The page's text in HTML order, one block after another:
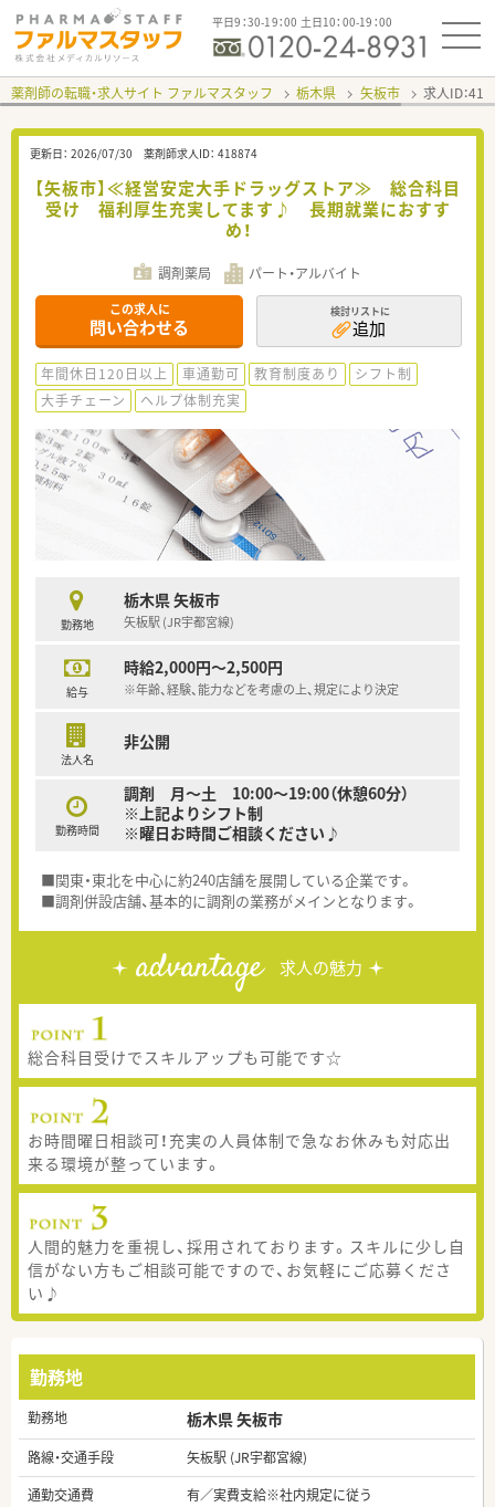
平日9：30-19：00 土日10：00-19：00
薬剤師の転職・求人サイト ファルマスタッフ 栃木県 矢板市 求人ID：
更新日： 2026/07/30 薬剤師求人ID： 418874
【矢板市】≪経営安定大手ドラッグストア≫ 総合科目
受け 福利厚生充実してます♪ 長期就業におすす
め！
調剤薬局 パート・アルバイト
この求人に
問い合わせる
検討リストに
追加
年間休日120日以上 車通勤可 教育制度あり
シフト制
大手チェーン
ヘルプ体制充実
勤務地
栃木県 矢板市
矢板駅 (JR宇都宮線)
給与
時給2,000円～2,500円
※年齢、経験、能力などを考慮の上、規定により決定
法人名
非公開
勤務時間
調剤 月～土 10:00～19:00（休憩60分）
※上記よりシフト制
※曜日お時間ご相談ください♪
■関東・東北を中心に約240店舗を展開している企業です。
■調剤併設店舗、基本的に調剤の業務がメインとなります。
advantage 求人の魅力
総合科目受けでスキルアップも可能です☆
お時間曜日相談可！充実の人員体制で急なお休みも対応出
来る環境が整っています。
人間的魅力を重視し、採用されております。スキルに少し自
信がない方もご相談可能ですので、お気軽にご応募くださ
い♪
勤務地
勤務地 栃木県 矢板市
路線・交通手段
矢板駅 (JR宇都宮線)
通勤交通費
有／実費支給※社内規定に従う